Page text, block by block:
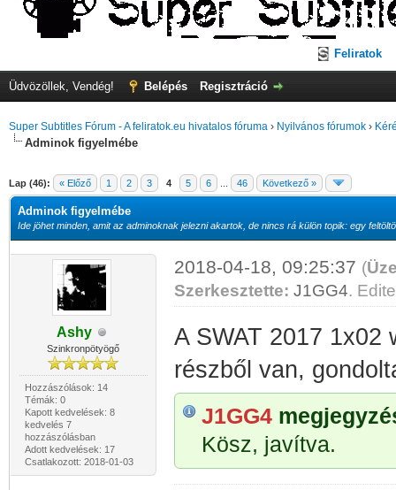
Feliratok
Üdvözöllek, Vendég! Belépés Regisztráció
Super Subtitles Fórum - A feliratok.eu hivatalos fóruma › Nyilvános fórumok ›
Adminok figyelmébe
Lap (46): « Előző 1 2 3 4 5 6 46 Következő »
Adminok figyelmébe
Ide jöhet minden, amit az adminoknak jelezni akartok, de nincs rá külön topik: egy
Ashy
Szinkronpötyögő
Hozzászólások: 14
Témák: 0
Kapott kedvelések: 8
kedvelés 7
hozzászólásban
Adott kedvelések: 17
Csatlakozott: 2018-01-03
2018-04-18, 09:25:37 (
Szerkesztette: J1GG4.
A SWAT 2017 1x02
részből van,
J1GG4
Kösz, javítva.